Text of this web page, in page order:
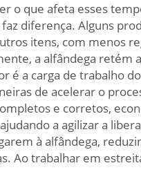
o que afeta esses
diferença. Alguns
itens, com menos
a alfândega retém
a carga de trabalho
de acelerar o
e corretos,
a agilizar a
à alfândega,
Ao trabalhar em